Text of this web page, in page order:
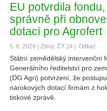
EU potvrdila
správně při
dotací pro Agrofert
5. 6. 2026 | Zdroj: ČT 24 | Odkaz
Státní zemědělský intervenční
Generálního ředitelství pro
(DG Agri) potvrzení, že
nárokových dotací firmám z
tiskové zprávě.